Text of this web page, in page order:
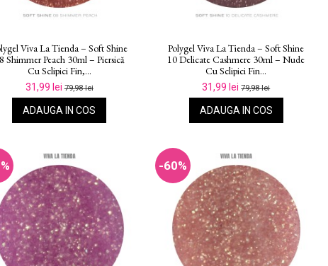
Viva La Tienda – Soft Shine
Shimmer Peach 30ml – Piersică
Cu Sclipici Fin,...
31,99 lei79,98 lei
ADAUGA IN COS
Polygel Viva La Tienda – Soft Shine
10 Delicate Cashmere 30ml – Nude
Cu Sclipici Fin...
31,99 lei79,98 lei
ADAUGA IN COS
-60%